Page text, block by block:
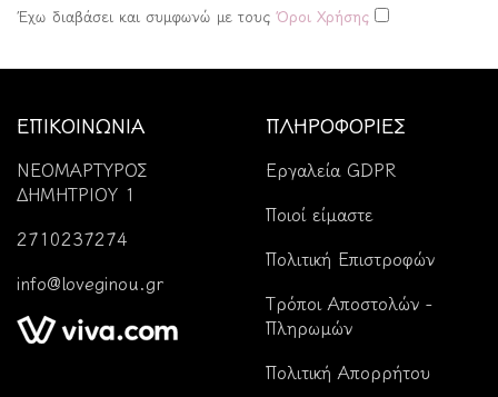
Έχω διαβάσει και συμφωνώ με τους Όροι Χρήσης
ΕΠΙΚΟΙΝΩΝΙΑ
ΝΕΟΜΑΡΤΥΡΟΣ
ΔΗΜΗΤΡΙΟΥ 1
2710237274
info@loveginou.gr
ΠΛΗΡΟΦΟΡΙΕΣ
Εργαλεία GDPR
Ποιοί είμαστε
Πολιτική Επιστροφών
Tρόποι Αποστολών -
Πληρωμών
Πολιτική Απορρήτου